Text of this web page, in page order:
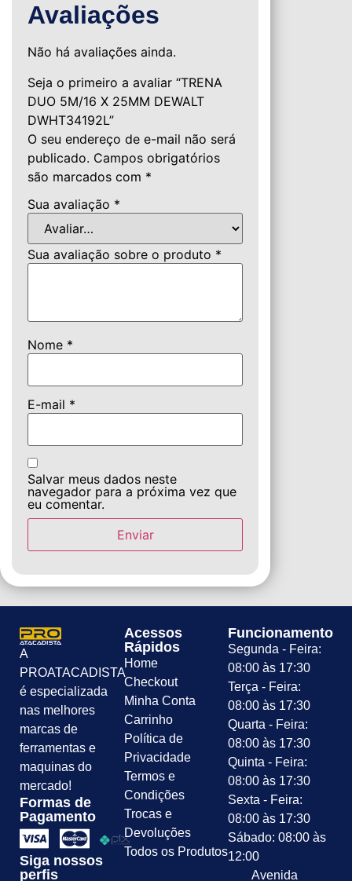
Avaliações
Não há avaliações ainda.
Seja o primeiro a avaliar “TRENA
DUO 5M/16 X 25MM DEWALT
DWHT34192L”
O seu endereço de e-mail não será
publicado. Campos obrigatórios
são marcados com *
Sua avaliação *
Sua avaliação sobre o produto *
Nome *
E-mail *
Salvar meus dados neste
navegador para a próxima vez que
eu comentar.
A
PROATACADISTA
é especializada
nas melhores
marcas de
ferramentas e
maquinas do
mercado!
Formas de
Pagamento
Siga nossos
perfis
Acessos
Rápidos
Home
Checkout
Minha Conta
Carrinho
Política de
Privacidade
Termos e
Condições
Trocas e
Devoluções
Todos os Produtos
Funcionamento
Segunda - Feira:
08:00 às 17:30
Terça - Feira:
08:00 às 17:30
Quarta - Feira:
08:00 às 17:30
Quinta - Feira:
08:00 às 17:30
Sexta - Feira:
08:00 às 17:30
Sábado: 08:00 às
12:00
Avenida